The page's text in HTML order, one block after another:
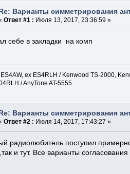
Re: Варианты симметрирования
Ответ #1 : Июля 13, 2017, 23:36:59 »
себе в закладки на комп
ES4AW, ex ES4RLH / Kenwood TS-2000,
/ AnyTone AT-5555
Re: Варианты симметрирования
Ответ #2 : Июля 14, 2017, 17:43:27 »
радиолюбитель поступил
и тут. Все варианты